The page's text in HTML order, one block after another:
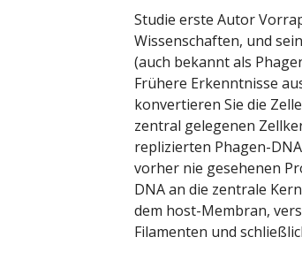
Studie erste Autor
Wissenschaften, und
(auch bekannt als
Frühere Erkenntnisse
konvertieren Sie die
zentral gelegenen
replizierten Phagen-
vorher nie gesehenen
DNA an die zentrale
dem host-Membran,
Filamenten und